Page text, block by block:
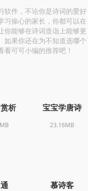
软件，不论你是诗词的爱好
习操心的家长，你都可以在
你能够在诗词造诣上能够更
如果你还在为不知道选哪个
可可小编的推荐吧！
析 宝宝学唐诗
23.16MB
慕诗客